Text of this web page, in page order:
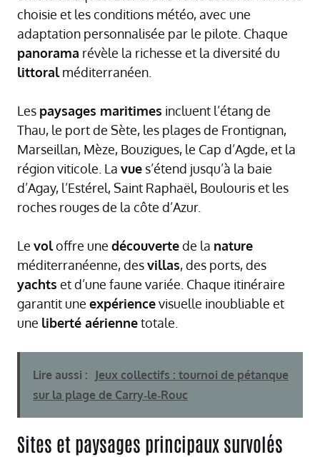
choisie et les conditions météo, avec une
adaptation personnalisée par le pilote. Chaque
panorama révèle la richesse et la diversité du
littoralméditerranéen.
Les paysages maritimes incluent l’étang de
Thau, le port de Sète, les plages de Frontignan,
Marseillan, Mèze, Bouzigues, le Cap d’Agde, et la
région viticole. La vue s’étend jusqu’à la baie
d’Agay, l’Estérel, Saint Raphaël, Boulouris et les
roches rouges de la côte d’Azur.
Le voloffre une découvertede la nature
méditerranéenne, desvillas, des ports, des
yachts et d’une faune variée. Chaque itinéraire
garantit une expériencevisuelle inoubliable et
une liberté aériennetotale.
Lire aussi : Jeux collectifs : tournoi de pétanque
sur la plage de Carry‑le‑Rouc
Sites et paysages principaux survolés